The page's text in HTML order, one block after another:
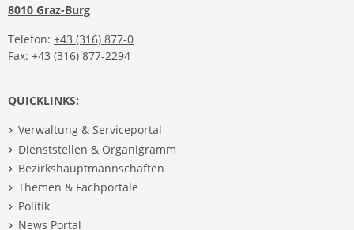
8010 Graz-Burg
Telefon: +43 (316) 877-0
Fax: +43 (316) 877-2294
QUICKLINKS:
Verwaltung & Serviceportal
Dienststellen & Organigramm
Bezirkshauptmannschaften
Themen & Fachportale
Politik
News Portal